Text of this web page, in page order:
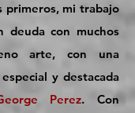
primeros, mi trabajo
deuda con muchos
arte, con una
y destacada
Perez. Con